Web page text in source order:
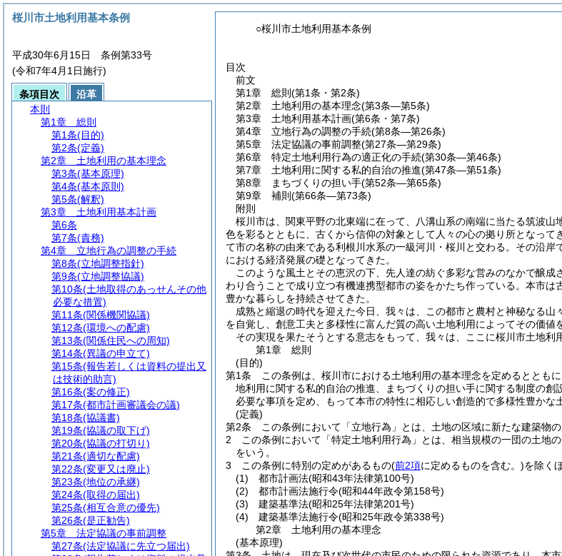
○桜川市土地利用基本条例
目次
前文
第1章
総則 (第1条・第2条)
第2章
土地利用の基本理念(第3条―第5条)
第3章
土地利用基本計画(第6条・第7条)
第4章
立地行為の調整の手続(第8条―第26条)
第5章
法定協議の事前調整(第27条―第29条)
第6章
特定土地利用行為の適正化の手続(第30条―第46条)
第7章
土地利用に関する私的自治の推進(第47条―第51条)
第8章
まちづくりの担い手(第52条―第65条)
第9章
補則 (第66条―第73条)
附則
桜川市は、関東平野の北東端に在って、八溝山系の南端に当たる筑波
色を彩るとともに、古くから信仰の対象として人々の心の拠り所となっ
て市の名称の由来である利根川水系の一級河川・桜川と交わる。その沿
における経済発展の礎となってきた。
このような風土とその恵沢の下、先人達の紡ぐ多彩な営みのなかで醸
わり合うことで成り立つ有機連携型都市の姿をかたち作っている。本市
豊かな暮らしを持続させてきた。
成熟と縮退の時代を迎えた今日、我々は、この都市と農村と神秘なる
を自覚し、創意工夫と多様性に富んだ質の高い土地利用によってその価値
その実現を果たそうとする意志をもって、我々は、ここに桜川市土地利
第1章
総則
(目的)
第1条
この条例は、桜川市における土地利用の基本理念を定めるととも
地利用に関する私的自治の推進、まちづくりの担い手に関する制度の創
必要な事項を定め、もって本市の特性に相応しい創造的で多様性豊かな
(定義)
第2条
この条例において「立地行為」とは、土地の区域に新たな建築物
2
この条例において「特定土地利用行為」とは、相当規模の一団の土地
をいう。
3
この条例に特別の定めがあるもの(前2項に定めるものを含む。)を除く
(1)
都市計画法(昭和43年法律第100号)
(2)
都市計画法施行令(昭和44年政令第158号)
(3)
建築基準法(昭和25年法律第201号)
(4)
建築基準法施行令(昭和25年政令第338号)
第2章
土地利用の基本理念
(基本原理)
桜川市土地利用基本条例
平成30年6月15日 条例第33号
(令和7年4月1日施行)
条項目次
沿革
本則
第1章
総則
第1条(目的)
第2条(定義)
第2章
土地利用の基本理念
第3条(基本原理)
第4条(基本原則)
第5条(解釈)
第3章
土地利用基本計画
第6条
第7条(責務)
第4章
立地行為の調整の手続
第8条(立地調整指針)
第9条(立地調整協議)
第10条(土地取得のあっせんその他
必要な措置)
第11条(関係機関協議)
第12条(環境への配慮)
第13条(関係住民への周知)
第14条(異議の申立て)
第15条(報告若しくは資料の提出又
は技術的助言)
第16条(案の修正)
第17条(都市計画審議会の議)
第18条(協議書)
第19条(協議の取下げ)
第20条(協議の打切り)
第21条(適切な配慮)
第22条(変更又は廃止)
第23条(地位の承継)
第24条(取得の届出)
第25条(相互合意の優先)
第26条(是正勧告)
第5章
法定協議の事前調整
第27条(法定協議に先立つ届出)